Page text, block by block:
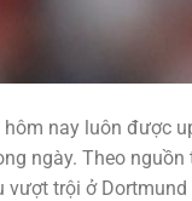
nay luôn được
ngày. Theo
vượt trội ở